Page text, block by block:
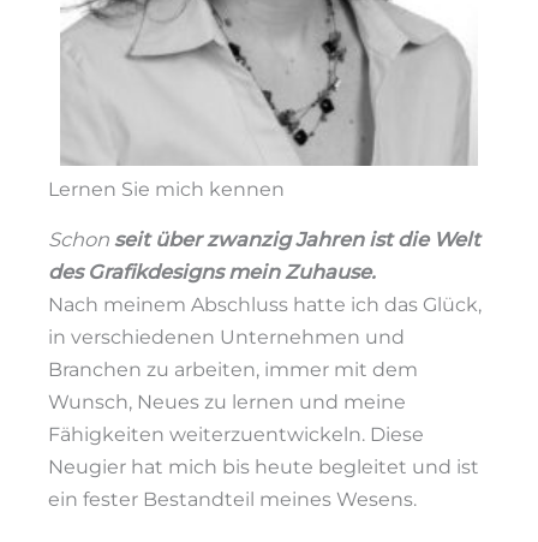
Lernen Sie mich kennen
Schon seit über zwanzig Jahren ist die Welt
des Grafikdesigns mein Zuhause.
Nach meinem Abschluss hatte ich das Glück,
in verschiedenen Unternehmen und
Branchen zu arbeiten, immer mit dem
Wunsch, Neues zu lernen und meine
Fähigkeiten weiterzuentwickeln. Diese
Neugier hat mich bis heute begleitet und ist
ein fester Bestandteil meines Wesens.